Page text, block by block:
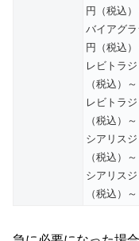
円（税込）
バイアグ
円（税込）
レビトラ
（税込）～
レビトラ
（税込）～
シアリス
（税込）～
シアリス
（税込）～